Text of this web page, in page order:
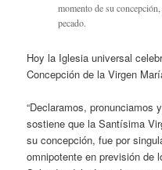
momento de su
pecado.
Hoy la Iglesia universal
Concepción de la Virgen
“Declaramos, pronunciamos
sostiene que la Santísima
su concepción, fue por
omnipotente en previsión de